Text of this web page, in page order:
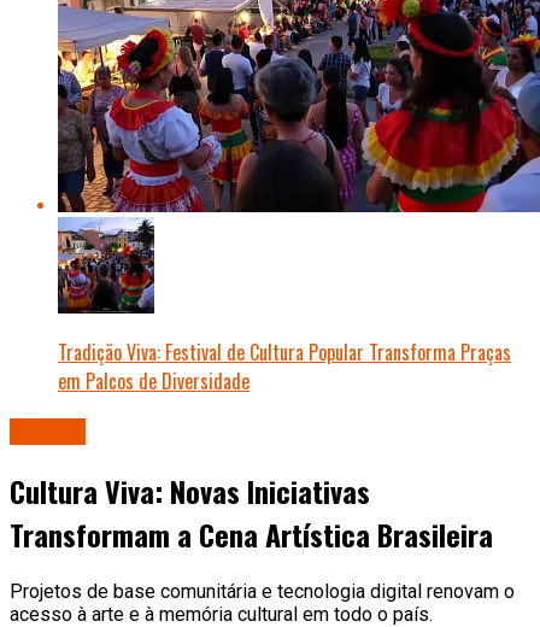
Tradição Viva: Festival de Cultura Popular Transforma Praças
em Palcos de Diversidade
Cultura Viva: Novas Iniciativas
Transformam a Cena Artística Brasileira
Projetos de base comunitária e tecnologia digital renovam o
acesso à arte e à memória cultural em todo o país.